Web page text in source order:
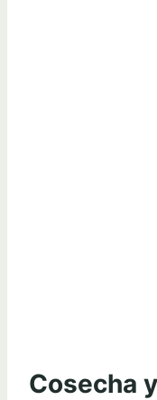
Cosecha